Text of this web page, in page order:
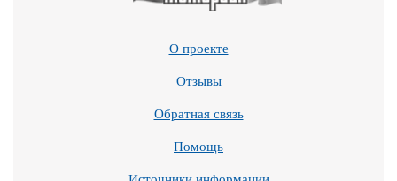
О проекте
Отзывы
Обратная связь
Помощь